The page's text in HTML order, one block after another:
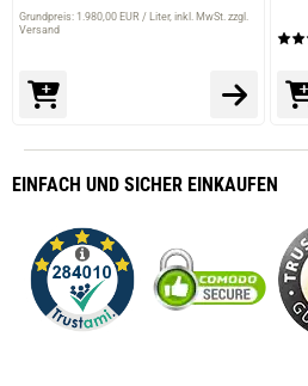
Grundpreis: 1.980,00 EUR / Liter inkl. MwSt. zzgl.
Versand
EINFACH UND SICHER EINKAUFEN